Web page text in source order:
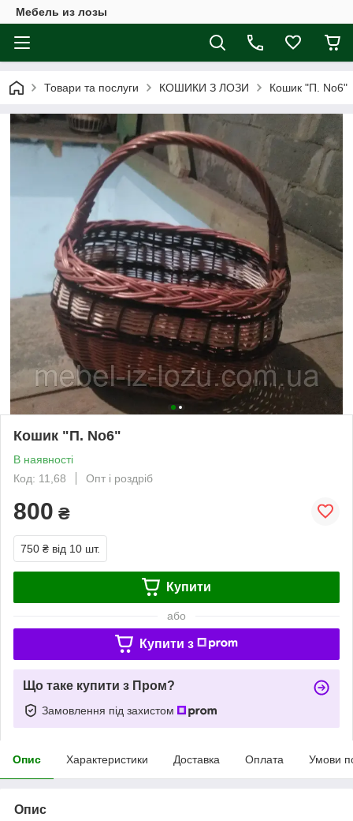
Мебель из лозы
Товари та послуги КОШИКИ З ЛОЗИ Кошик "П. No6"
Кошик "П. No6"
В наявності
Код: 11,68
Опт і роздріб
800 ₴
750 ₴ від 10 шт.
Купити
або
Купити з
Що таке купити з Пром?
Замовлення під захистом
Опис Характеристики Доставка Оплата Умови
Опис